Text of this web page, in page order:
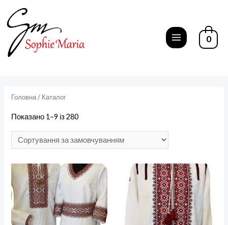
Перейти
до
вмісту
MAIN
0
Головна/ Каталог
Показано 1–9 із 280